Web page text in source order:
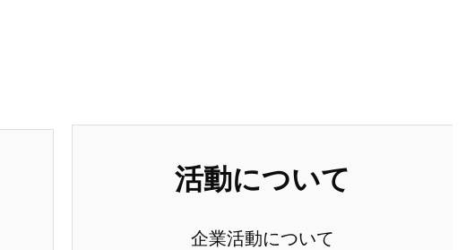
活動について
企業活動について